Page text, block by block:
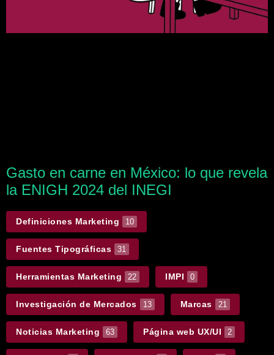
Gasto en carne en México: lo que revela
la ENIGH 2024 del INEGI
Definiciones Marketing 10
Fuentes Tipográficas 31
Herramientas Marketing 22 IMPI 0
Investigación de Mercados 13 Marcas 21
Noticias Marketing 63 Página web UX/UI 2